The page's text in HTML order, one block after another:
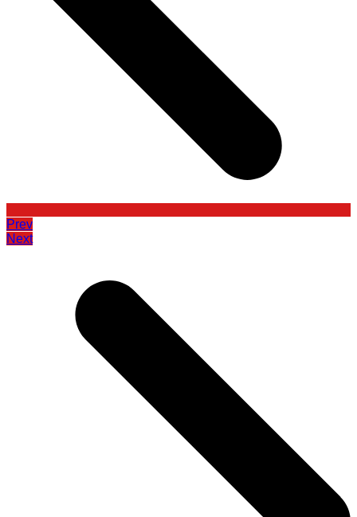
Prev
Next